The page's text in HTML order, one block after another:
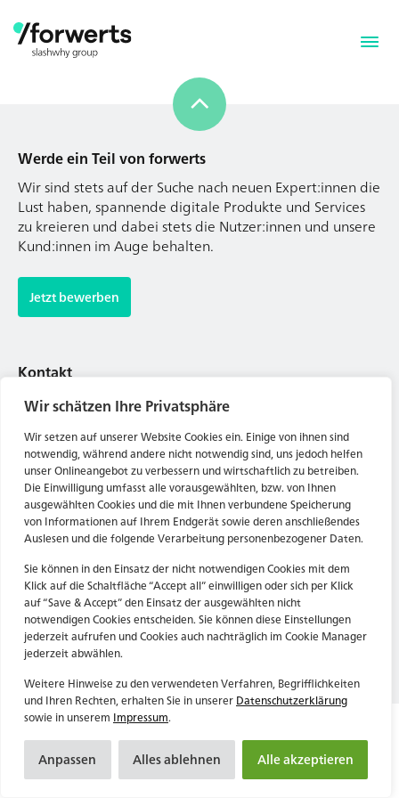
Wir schätzen Ihre Privatsphäre
Wir setzen auf unserer Website Cookies ein. Einige von ihnen sind
notwendig, während andere nicht notwendig sind, uns jedoch helfen
unser Onlineangebot zu verbessern und wirtschaftlich zu betreiben.
Die Einwilligung umfasst alle vorausgewählten, bzw. von Ihnen
ausgewählten Cookies und die mit Ihnen verbundene Speicherung
von Informationen auf Ihrem Endgerät sowie deren anschließendes
Auslesen und die folgende Verarbeitung personenbezogener Daten.
Sie können in den Einsatz der nicht notwendigen Cookies mit dem
Klick auf die Schaltfläche “Accept all” einwilligen oder sich per Klick
auf “Save & Accept” den Einsatz der ausgewählten nicht
notwendigen Cookies entscheiden. Sie können diese Einstellungen
jederzeit aufrufen und Cookies auch nachträglich im Cookie Manager
jederzeit abwählen.
Weitere Hinweise zu den verwendeten Verfahren, Begrifflichkeiten
und Ihren Rechten, erhalten Sie in unsererDatenschutzerklärung
sowie in unserem Impressum.
Anpassen Alles ablehnen Alle akzeptieren
Werde ein Teil von forwerts
Wir sind stets auf der Suche nach neuen Expert:innen die
Lust haben, spannende digitale Produkte und Services
zu kreieren und dabei stets die Nutzer:innen und unsere
Jetzt bewerben
Tel. Zentrale: +49 (69) 27273681
E-Mail: kontakt@forwerts.com
60311 Frankfurt am Main
74072 Heilbronn
→ Anfahrtsplan Heilbronn
Datenschutzerklärung
Impressum
Werde ein Teil von forwerts
Wir sind stets auf der Suche nach neuen Expert:innen die
Lust haben, spannende digitale Produkte und Services
zu kreieren und dabei stets die Nutzer:innen und unsere
Kund:innen im Auge behalten.
Jetzt bewerben
Kontakt
Tel. Zentrale: +49 (69) 27273681
E-Mail: kontakt@forwerts.com
FFM – Friedensstraße 11
60311 Frankfurt am Main
→ Anfahrtsplan Frankfurt
HN – Gymnasiumstraße 35
74072 Heilbronn
→ Anfahrtsplan Heilbronn
Datenschutzerklärung
Impressum